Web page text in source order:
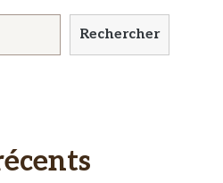
Rechercher